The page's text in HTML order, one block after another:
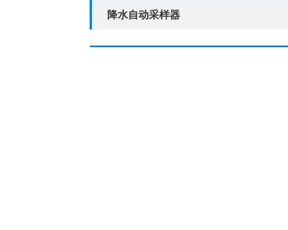
降水自动采样器